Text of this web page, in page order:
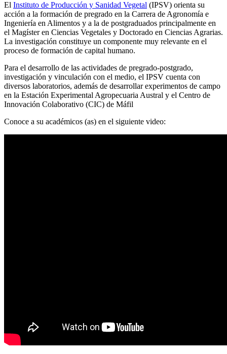
El Instituto de Producción y Sanidad Vegetal (IPSV) orienta su
acción a la formación de pregrado en la Carrera de Agronomía e
Ingeniería en Alimentos y a la de postgraduados principalmente en
el Magíster en Ciencias Vegetales y Doctorado en Ciencias Agrarias.
La investigación constituye un componente muy relevante en el
proceso de formación de capital humano.
Para el desarrollo de las actividades de pregrado-postgrado,
investigación y vinculación con el medio, el IPSV cuenta con
diversos laboratorios, además de desarrollar experimentos de campo
en la Estación Experimental Agropecuaria Austral y el Centro de
Innovación Colaborativo (CIC) de Máfil
Conoce a su académicos (as) en el siguiente video: